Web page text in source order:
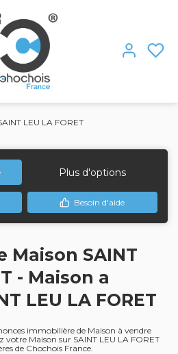
LEU LA FORET
Plus d'options
Besoin d'aide
Maison SAINT
- Maison a
LEU LA FORET
immobilière de Maison à vendre
votre Maison sur SAINT LEU LA FORET
de Chochois France.